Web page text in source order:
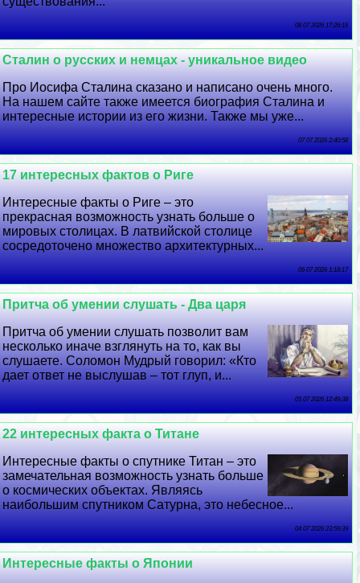
08 07 2026 17:26:16
Сталин о русских и немцах - уникальное видео
Про Иосифа Сталина сказано и написано очень много.
На нашем сайте также имеется биография Сталина и
интересные истории из его жизни. Также мы уже...
07 07 2026 2:40:58
17 интересных фактов о Риге
Интересные факты о Риге – это
прекрасная возможность узнать больше о
мировых столицах. В латвийской столице
сосредоточено множество архитектурных...
06 07 2026 1:18:17
Притча об умении слушать - Два царя
Притча об умении слушать позволит вам
несколько иначе взглянуть на то, как вы
слушаете. Соломон Мудрый говорил: «Кто
дает ответ не выслушав – тот глуп, и...
05 07 2026 12:49:38
22 интересных факта о Титане
Интересные факты о спутнике Титан – это
замечательная возможность узнать больше
о космических объектах. Являясь
наибольшим спутником Сатурна, это небесное...
04 07 2026 23:59:39
Интересные факты о Японии